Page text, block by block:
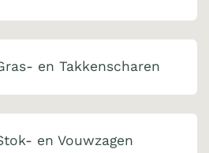
en Takkenscharen
en Vouwzagen